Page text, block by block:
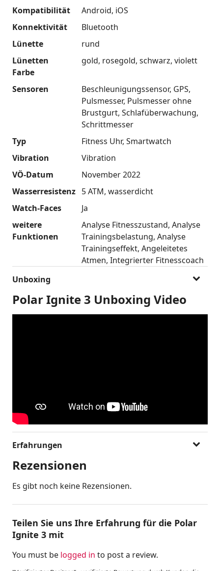
Kompatibilität
Android iOS
Konnektivität
Bluetooth
Lünette
rund
Lünetten
Farbe
gold rosegold schwarz violett
Sensoren Beschleunigungssensor GPS
Pulsmesser Pulsmesser ohne
Brustgurt Schlafüberwachung
Schrittmesser
Typ
Fitness Uhr Smartwatch
Vibration
Vibration
VÖ-Datum
November 2022
Wasserresistenz 5 ATM wasserdicht
Watch-Faces
Ja
weitere
Funktionen
Analyse Fitnesszustand Analyse
Trainingsbelastung Analyse
Trainingseffekt Angeleitetes
Atmen Integrierter Fitnesscoach
Unboxing
Polar Ignite 3 Unboxing Video
Erfahrungen
Rezensionen
Es gibt noch keine Rezensionen.
Teilen Sie uns Ihre Erfahrung für die Polar
Ignite 3 mit
You must be logged in to post a review.